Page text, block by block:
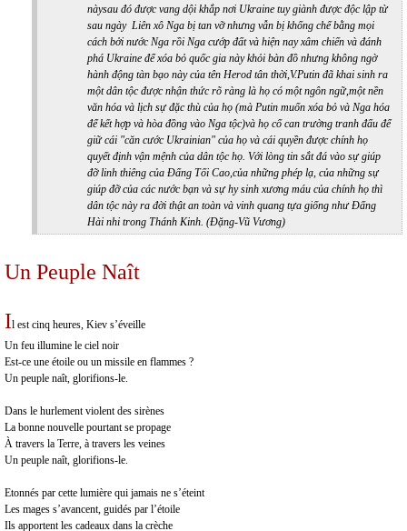
nàysau đó được vang dội khắp nơi Ukraine tuy giành được độc lập từ
sau ngày Liên xô Nga bị tan vỡ nhưng vẫn bị khống chế bằng mọi
cách bởi nước Nga rồi Nga cướp đất và hiện nay xâm chiến và đánh
phá Ukraine để xóa bỏ quốc gia này khỏi bàn đồ nhưng không ngờ
hành động tàn bạo này của tên Herod tân thời,V.Putin đã khai sinh ra
một dân tộc được nhận thức rõ ràng là họ có một ngôn ngữ,một nền
văn hóa và lịch sự đặc thù của họ (mà Putin muốn xóa bỏ và Nga hóa
để kết hợp và hòa đồng vào Nga tộc)và họ cố can trường tranh đấu để
giữ cái "căn cước Ukrainian" của họ và cái quyền được chính họ
quyết định vận mệnh của dân tộc họ. Với lòng tin sắt đá vào sự giúp
đỡ linh thiêng của Đấng Tối Cao,của những phép lạ, của những sự
giúp đỡ của các nước bạn và sự hy sinh xương máu của chính họ thì
dân tộc này ra đời thật an toàn và vinh quang tựa giống như Đấng
Hài nhi trong Thánh Kinh. (Đặng-Vũ Vương)
Un Peuple Naît
Il est cinq heures, Kiev s’éveille
Un feu illumine le ciel noir
Est-ce une étoile ou un missile en flammes ?
Un peuple naît, glorifions-le.
Dans le hurlement violent des sirènes
La bonne nouvelle pourtant se propage
À travers la Terre, à travers les veines
Un peuple naît, glorifions-le.
Etonnés par cette lumière qui jamais ne s’éteint
Les mages s’avancent, guidés par l’étoile
Ils apportent les cadeaux dans la crèche